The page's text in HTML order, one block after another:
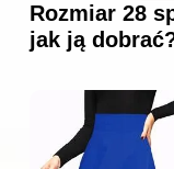
Rozmiar 28
jak ją